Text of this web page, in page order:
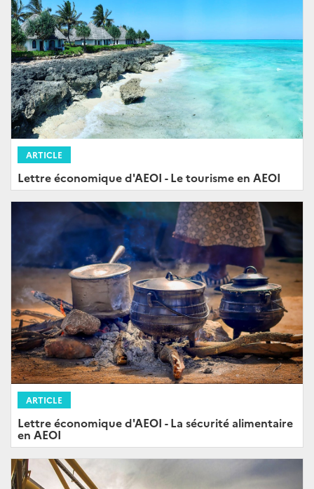
ARTICLE
Lettre économique d'AEOI - Le tourisme en AEOI
ARTICLE
Lettre économique d'AEOI - La sécurité alimentaire
en AEOI